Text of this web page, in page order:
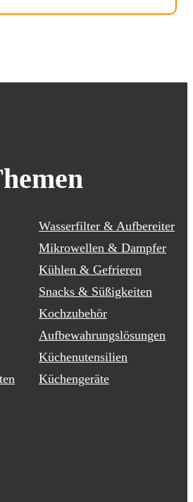
Wasserfilter & Aufbereiter
Mikrowellen & Dampfer
Kühlen & Gefrieren
Snacks & Süßigkeiten
Kochzubehör
Aufbewahrungslösungen
Küchenutensilien
Küchengeräte